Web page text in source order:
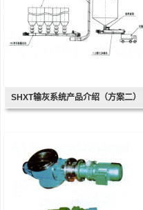
SHXT输灰系统产品介绍（方案二）